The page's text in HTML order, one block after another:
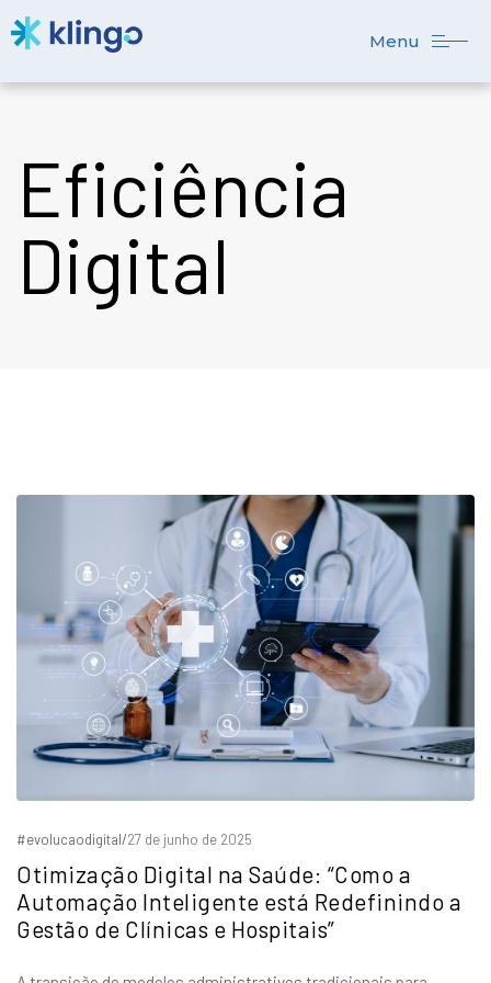
Menu
Eficiência
Digital
#evolucaodigital/27 de junho de 2025
Otimização Digital na Saúde: “Como a
Automação Inteligente está Redefinindo a
Gestão de Clínicas e Hospitais”